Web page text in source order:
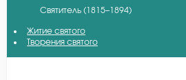
Ангел Хранитель
Атеизм
Феодор Студит
Святитель (1815–1894)
Житие святого
Творения святого